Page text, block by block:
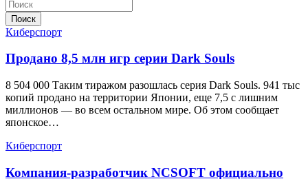
Поиск
Киберспорт
Продано 8,5 млн игр серии Dark Souls
8 504 000 Таким тиражом разошлась серия Dark Souls. 941 тыс
копий продано на территории Японии, еще 7,5 с лишним
миллионов — во всем остальном мире. Об этом сообщает
японское…
Киберспорт
Компания-разработчик NCSOFT официально